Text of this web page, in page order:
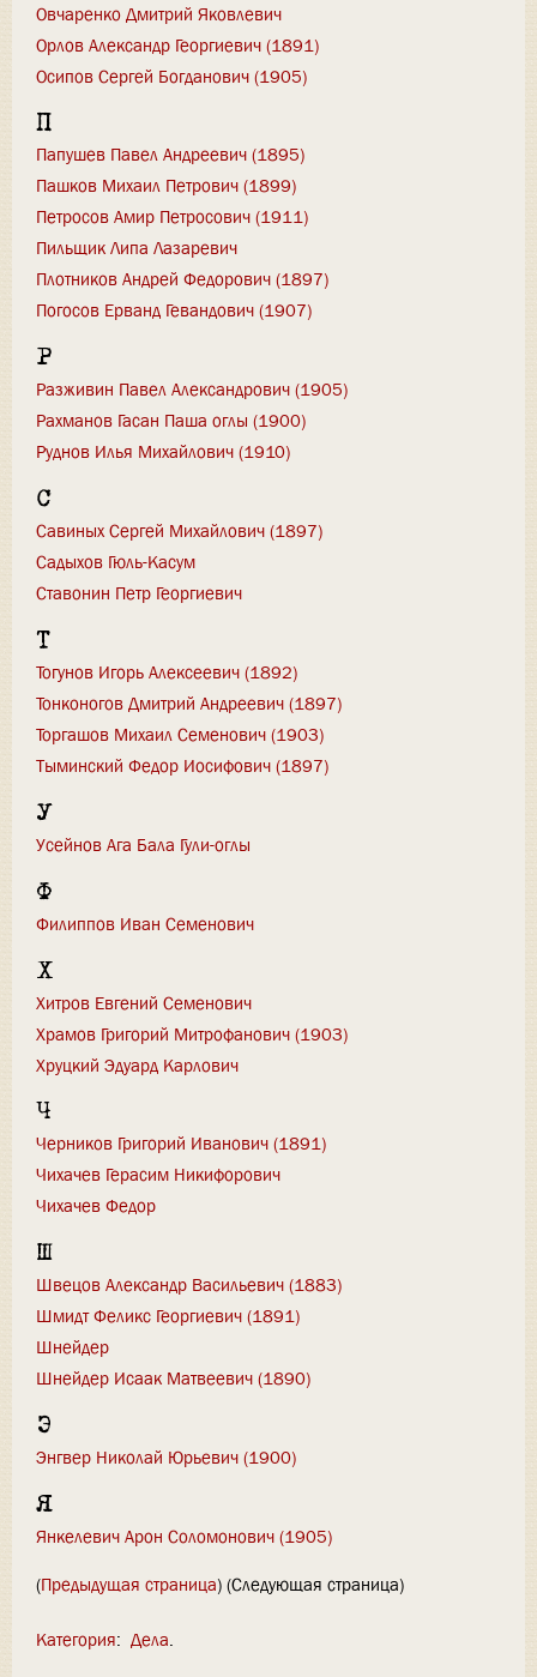
Овчаренко Дмитрий Яковлевич
Орлов Александр Георгиевич (1891)
Осипов Сергей Богданович (1905)
П
Папушев Павел Андреевич (1895)
Пашков Михаил Петрович (1899)
Петросов Амир Петросович (1911)
Пильщик Липа Лазаревич
Плотников Андрей Федорович (1897)
Погосов Ерванд Гевандович (1907)
Р
Разживин Павел Александрович (1905)
Рахманов Гасан Паша оглы (1900)
Руднов Илья Михайлович (1910)
С
Савиных Сергей Михайлович (1897)
Садыхов Гюль-Касум
Ставонин Петр Георгиевич
Т
Тогунов Игорь Алексеевич (1892)
Тонконогов Дмитрий Андреевич (1897)
Торгашов Михаил Семенович (1903)
Тыминский Федор Иосифович (1897)
У
Усейнов Ага Бала Гули-оглы
Ф
Филиппов Иван Семенович
Х
Хитров Евгений Семенович
Храмов Григорий Митрофанович (1903)
Хруцкий Эдуард Карлович
Ч
Черников Григорий Иванович (1891)
Чихачев Герасим Никифорович
Чихачев Федор
Ш
Швецов Александр Васильевич (1883)
Шмидт Феликс Георгиевич (1891)
Шнейдер
Шнейдер Исаак Матвеевич (1890)
Э
Энгвер Николай Юрьевич (1900)
Я
Янкелевич Арон Соломонович (1905)
(Предыдущая страница) (Следующая страница)
Категория: Дела